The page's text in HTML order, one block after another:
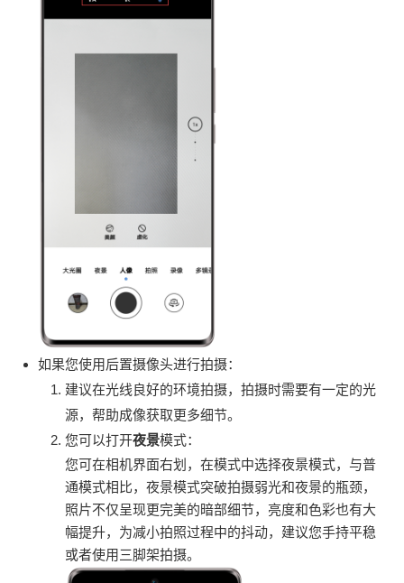
如果您使用后置摄像头进行拍摄：
建议在光线良好的环境拍摄，拍摄时需要有一定的光
源，帮助成像获取更多细节。
您可以打开夜景模式：
您可在相机界面右划，在模式中选择夜景模式，与普
通模式相比，夜景模式突破拍摄弱光和夜景的瓶颈，
照片不仅呈现更完美的暗部细节，亮度和色彩也有大
幅提升，为减小拍照过程中的抖动，建议您手持平稳
或者使用三脚架拍摄。